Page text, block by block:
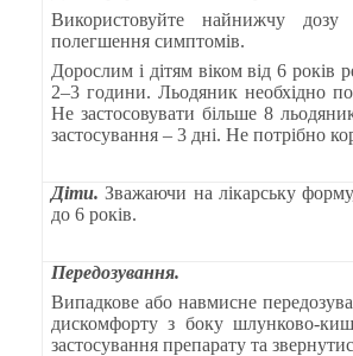
Використовуйте найнижчу дозу
полегшення симптомів.
Дорослим і дітям віком від 6 років
2–3 години. Льодяник необхідно
Не застосовувати більше 8
застосування – 3 дні.Не потрібно
Діти. Зважаючи на лікарську
до 6 років.
Передозування.
Випадкове або навмисне
дискомфорту з боку шлунково-
застосування препарату та